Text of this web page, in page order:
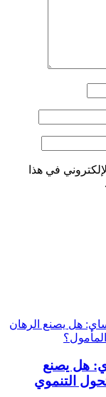
في هذا
هل يصنع
التنموي